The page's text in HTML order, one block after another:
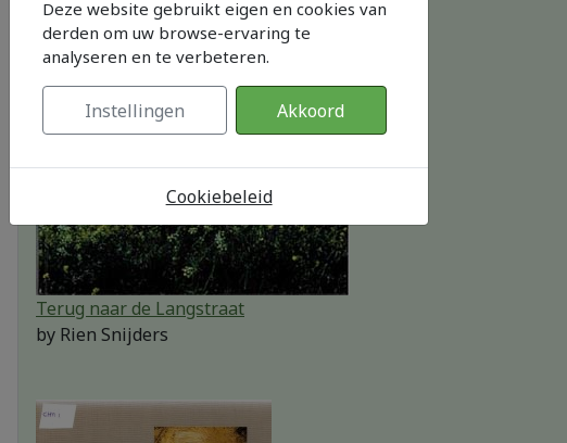
Terug naar de Langstraat
by Rien Snijders
Deze website gebruikt eigen en cookies van
derden om uw browse-ervaring te
analyseren en te verbeteren.
Instellingen Akkoord
Cookiebeleid